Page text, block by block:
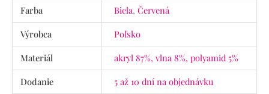
Farba Biela, Červená
Výrobca
Poľsko
Materiál
akryl 87%, vlna 8%, polyamid 5%
Dodanie
5 až 10 dní na objednávku